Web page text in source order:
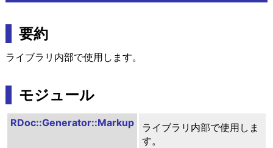
要約
ライブラリ内部で使用します。
モジュール
RDoc::Generator::Markup
ライブラリ内部で使用しま
す。